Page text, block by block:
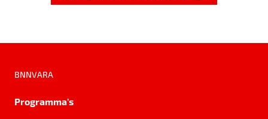
BNNVARA
Programma's